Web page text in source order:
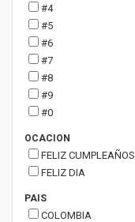
#4
#5
#6
#7
#8
#9
#0
OCACION
FELIZ CUMPLEAÑOS
FELIZ DIA
PAIS
COLOMBIA